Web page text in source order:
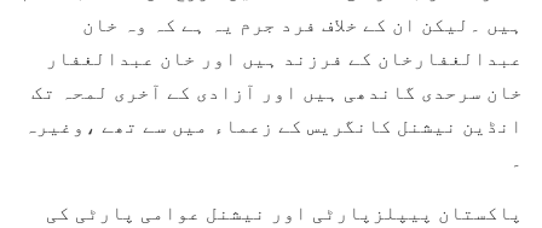
ہیں ۔لیکن ان کے خلاف فرد جرم یہ ہے کہ وہ خان
عبدالغفارخان کے فرزند ہیں اور خان عبدالغفار
خان سرحدی گاندھی ہیں اور آزادی کے آخری لمحہ تک
انڈین نیشنل کانگریس کے زعماء میں سے تھے ،وغیرہ
پاکستان پیپلزپارٹی اور نیشنل عوامی پارٹی کی